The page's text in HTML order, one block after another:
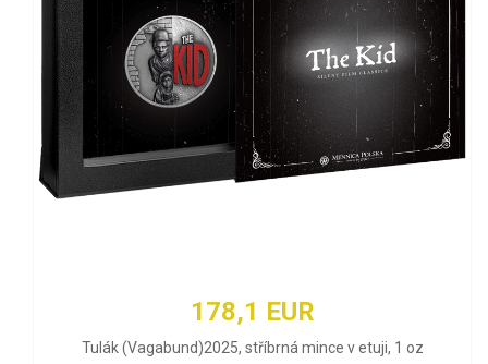
178,1 EUR
Tulák (Vagabund)2025, stříbrná mince v etuji, 1 oz